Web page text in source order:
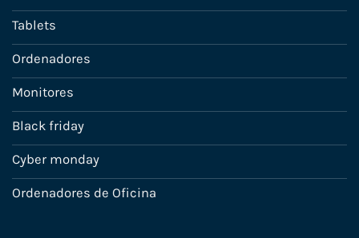
Tablets
Ordenadores
Monitores
Black friday
Cyber monday
Ordenadores de Oficina